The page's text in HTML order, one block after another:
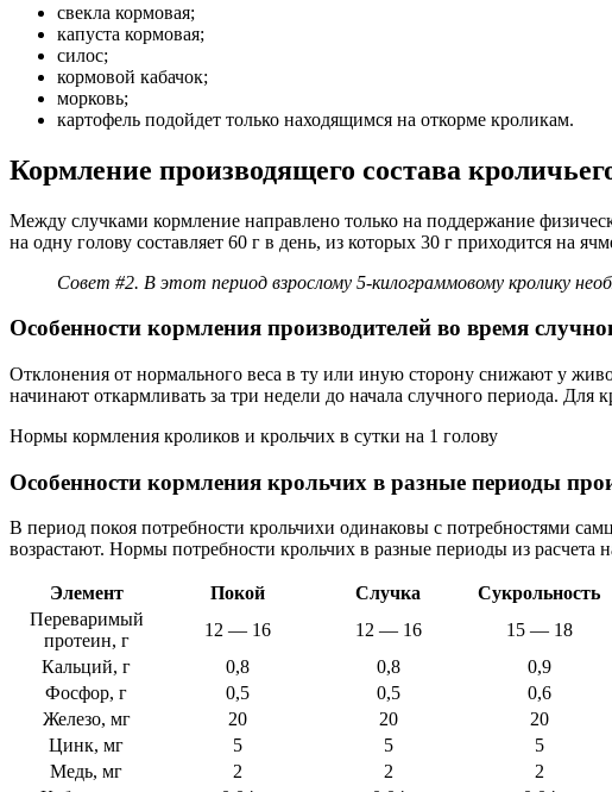
свекла кормовая;
капуста кормовая;
силос;
кормовой кабачок;
морковь;
картофель подойдет только находящимся на откорме кроликам.
Кормление производящего состава
Между случками кормление направлено только на поддержание
на одну голову составляет 60 г в день, из которых 30 г приходится на
Совет #2. В этот период взрослому 5-килограммовому кролику
Особенности кормления производителей во время
Отклонения от нормального веса в ту или иную сторону снижают у
начинают откармливать за три недели до начала случного периода.
Нормы кормления кроликов и крольчих в сутки на 1 голову
Особенности кормления крольчих в разные периоды
В период покоя потребности крольчихи одинаковы с потребностями
возрастают. Нормы потребности крольчих в разные периоды из расчета
Элемент Покой Случка Сукрольность
Переваримый
протеин, г
12 — 16 12 — 16 15 — 18
Кальций, г
0,8 0,8 0,9
Фосфор, г
0,5 0,5 0,6
Железо, мг
20 20 20
Цинк, мг
5 5 5
Медь, мг
2 2 2